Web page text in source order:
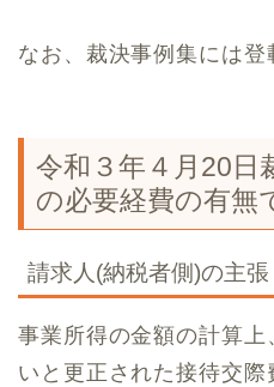
なお、裁決事例集には登
令和３年４月20日
の必要経費の有無
請求人(納税者側)の主張
事業所得の金額の計算
いと更正された接待交際